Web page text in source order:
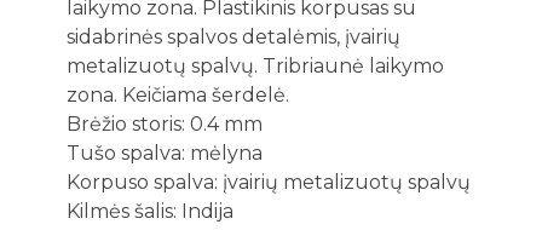
laikymo zona. Plastikinis korpusas su
sidabrinės spalvos detalėmis, įvairių
metalizuotų spalvų. Tribriaunė laikymo
zona. Keičiama šerdelė.
Brėžio storis: 0.4 mm
Tušo spalva: mėlyna
Korpuso spalva: įvairių metalizuotų spalvų
Kilmės šalis: Indija